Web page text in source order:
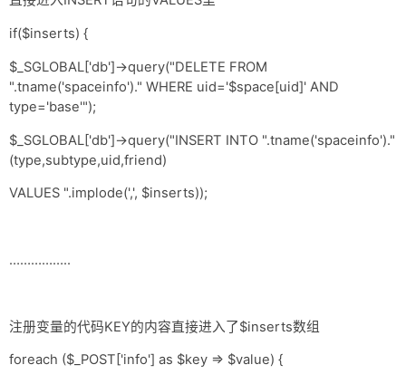
网盘
if($inserts) {
$_SGLOBAL['db']->query("DELETE FROM
".tname('spaceinfo')." WHERE uid='$space[uid]' AND
type='base'");
$_SGLOBAL['db']->query("INSERT INTO ".tname('spaceinfo')."
(type,subtype,uid,friend)
VALUES ".implode(',', $inserts));
……………..
注册变量的代码KEY的内容直接进入了$inserts数组
foreach ($_POST['info'] as $key => $value) {